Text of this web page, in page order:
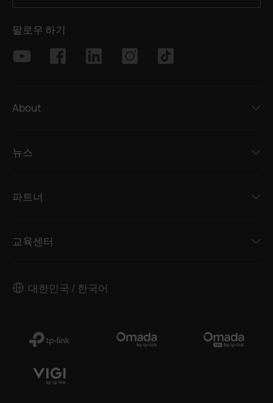
팔로우 하기
About
뉴스
파트너
교육센터
대한민국 / 한국어